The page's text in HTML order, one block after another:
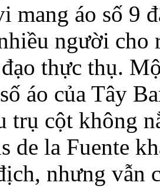
mang áo số 9
người cho
thực thụ.
áo của Tây
trụ cột không
de la Fuente
nhưng vẫn